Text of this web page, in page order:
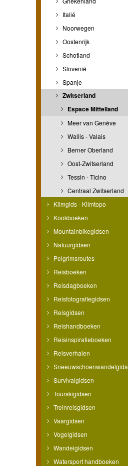
Italië
Noorwegen
Oostenrijk
Schotland
Slovenië
Spanje
Zwitserland
Espace Mittelland
Meer van Genève
Wallis - Valais
Berner Oberland
Oost-Zwitserland
Tessin - Ticino
Centraal Zwitserland
Klimgids - Klimtopo
Kookboeken
Mountainbikegidsen
Natuurgidsen
Pelgrimsroutes
Reisboeken
Reisdagboeken
Reisfotografiegidsen
Reisgidsen
Reishandboeken
Reisinspiratieboeken
Reisverhalen
Survivalgidsen
Tourskigidsen
Treinreisgidsen
Vaargidsen
Vogelgidsen
Wandelgidsen
Watersport handboeken